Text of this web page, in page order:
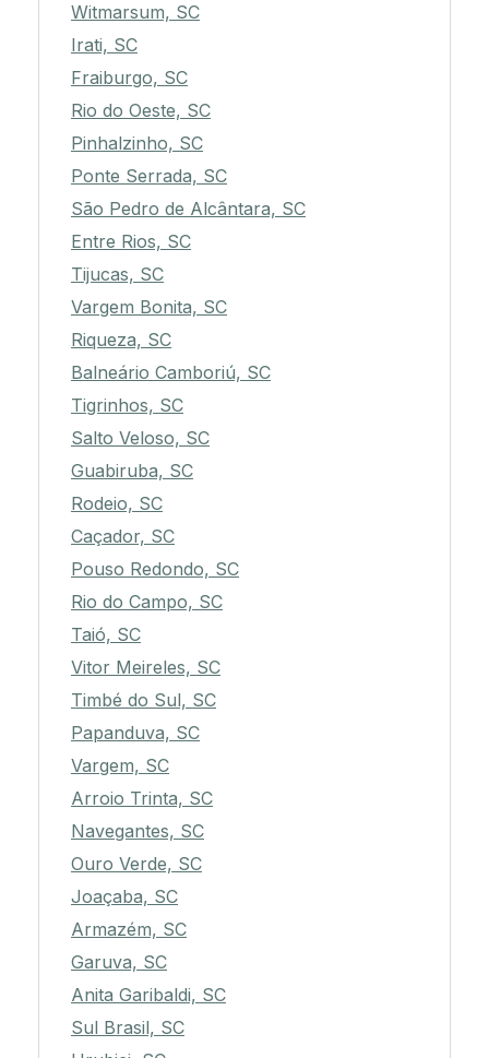
Witmarsum, SC
Irati, SC
Fraiburgo, SC
Rio do Oeste, SC
Pinhalzinho, SC
Ponte Serrada, SC
São Pedro de Alcântara, SC
Entre Rios, SC
Tijucas, SC
Vargem Bonita, SC
Riqueza, SC
Balneário Camboriú, SC
Tigrinhos, SC
Salto Veloso, SC
Guabiruba, SC
Rodeio, SC
Caçador, SC
Pouso Redondo, SC
Rio do Campo, SC
Taió, SC
Vitor Meireles, SC
Timbé do Sul, SC
Papanduva, SC
Vargem, SC
Arroio Trinta, SC
Navegantes, SC
Ouro Verde, SC
Joaçaba, SC
Armazém, SC
Garuva, SC
Anita Garibaldi, SC
Sul Brasil, SC